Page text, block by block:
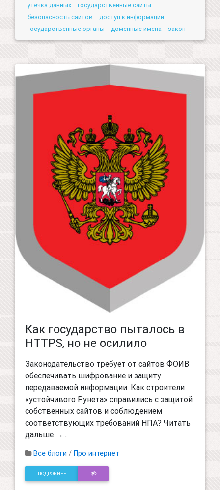
утечка данных
государственные сайты
безопасность сайтов
доступ к информации
государственные органы
доменные имена закон
Как государство пыталось в
HTTPS, но не осилило
Законодательство требует от сайтов ФОИВ
обеспечивать шифрование и защиту
передаваемой информации. Как строители
«устойчивого Рунета» справились с защитой
собственных сайтов и соблюдением
соответствующих требований НПА? Читать
дальше →...
Все блоги / Про интернет
ПОДРОБНЕЕ